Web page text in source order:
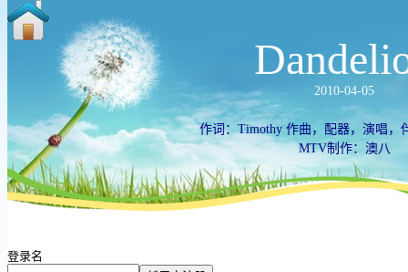
2010-04-05
作词：Timothy 作曲，配器，演唱，
MTV制作：澳八
登录名